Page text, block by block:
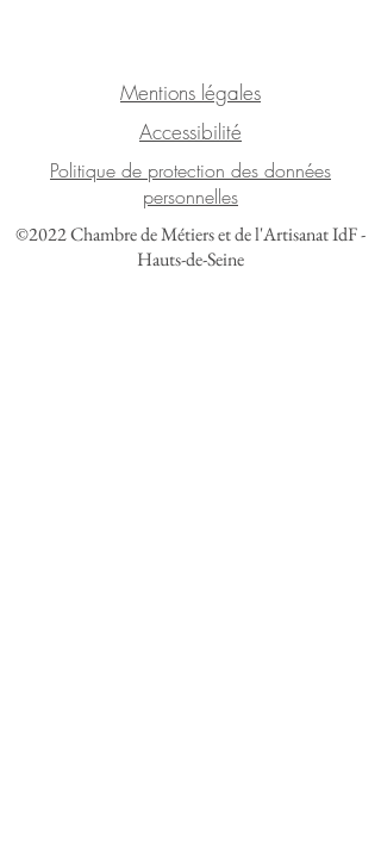
Mentions légales
Accessibilité
Politique de protection des données
personnelles
©2022 Chambre de Métiers et de l'Artisanat IdF -
Hauts-de-Seine